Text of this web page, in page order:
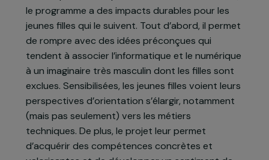
Atlantique, le programme est également mis en
place à Marseille depuis cette année. Ce projet
vise à lutter contre la sous-représentation des
femmes dans les métiers de l’informatique et du
numérique. Fort de plusieurs années d’existence,
le programme a des impacts durables pour les
jeunes filles qui le suivent. Tout d’abord, il permet
de rompre avec des idées préconçues qui
tendent à associer l’informatique et le numérique